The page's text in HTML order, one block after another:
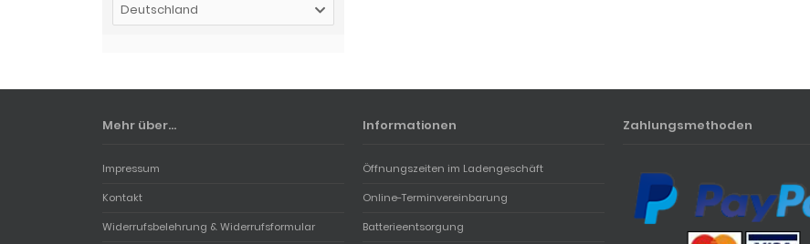
Deutschland
Mehr über...
Impressum
Kontakt
Widerrufsbelehrung & Widerrufsformular
Informationen
Öffnungszeiten im Ladengeschäft
Online-Terminvereinbarung
Batterieentsorgung
Zahlungsmethoden